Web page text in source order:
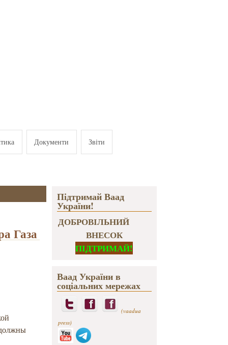
Документи Звіти
Газа
Підтримай Ваад
України!
ДОБРОВІЛЬНИЙ
ВНЕСОК
ПІДТРИМАЙ!
Ваад України в
соціальних мережах
(vaadua
press)